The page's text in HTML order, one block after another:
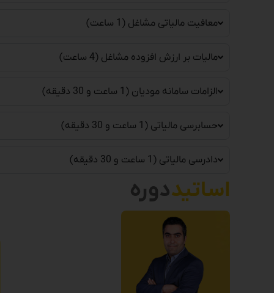
معافیت مالیاتی مشاغل (1 ساعت)
مالیات بر ارزش افزوده مشاغل (4 ساعت)
الزامات سامانه مودیان (1 ساعت و 30 دقیقه)
حسابرسی مالیاتی (1 ساعت و 30 دقیقه)
دادرسی مالیاتی (1 ساعت و 30 دقیقه)
اساتیددوره